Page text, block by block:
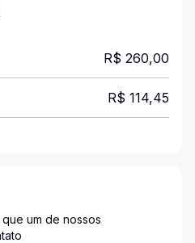
R$ 260,00
R$ 114,45
um de nossos